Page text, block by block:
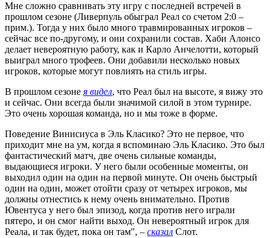
Мне сложно сравнивать эту игру с последней встречей в
прошлом сезоне (Ливерпуль обыграл Реал со счетом 2:0 –
прим.). Тогда у них было много травмированных игроков –
сейчас все по-другому, и они сохранили состав. Хаби Алонсо
делает невероятную работу, как и Карло Анчелотти, который
выиграл много трофеев. Они добавили несколько новых
игроков, которые могут повлиять на стиль игры.
В прошлом сезонея видел, что Реал был на высоте, я вижу это
и сейчас. Они всегда были значимой силой в этом турнире.
Это очень хорошая команда, но и мы тоже в форме.
Поведение Винисиуса в Эль Класико? Это не первое, что
приходит мне на ум, когда я вспоминаю Эль Класико. Это был
фантастический матч, две очень сильные команды,
выдающиеся игроки. У него были особенные моменты, он
выходил один на один на первой минуте. Он очень быстрый
один на один, может отойти сразу от четырех игроков, мы
должны отнестись к нему очень внимательно. Против
Ювентуса у него был эпизод, когда против него играли
пятеро, и он смог найти выход. Он невероятный игрок для
Реала, и так будет, пока он там", – сказал Слот.